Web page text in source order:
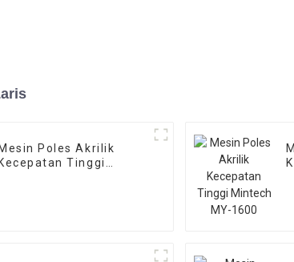
Mesin Poles Akrilik
Kecepatan Tinggi